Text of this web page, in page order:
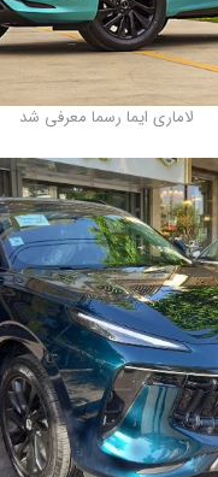
لاماری ایما رسما معرفی شد